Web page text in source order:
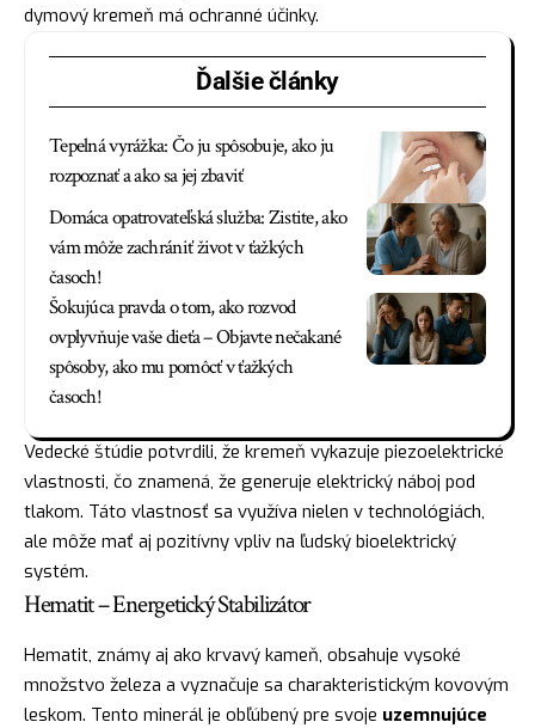
dymový kremeň má ochranné účinky.
Ďalšie články
Tepelná vyrážka: Čo ju spôsobuje, ako ju
rozpoznať a ako sa jej zbaviť
Domáca opatrovateľská služba: Zistite, ako
vám môže zachrániť život v ťažkých
časoch!
Šokujúca pravda o tom, ako rozvod
ovplyvňuje vaše dieťa – Objavte nečakané
spôsoby, ako mu pomôcť v ťažkých
časoch!
Vedecké štúdie potvrdili, že kremeň vykazuje piezoelektrické
vlastnosti, čo znamená, že generuje elektrický náboj pod
tlakom. Táto vlastnosť sa využíva nielen v technológiách,
ale môže mať aj pozitívny vpliv na ľudský bioelektrický
systém.
Hematit – Energetický Stabilizátor
Hematit, známy aj ako krvavý kameň, obsahuje vysoké
množstvo železa a vyznačuje sa charakteristickým kovovým
leskom. Tento minerál je obľúbený pre svoje uzemnujúce